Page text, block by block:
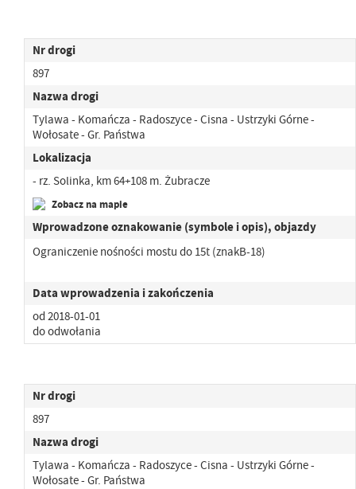
Nr drogi
897
Nazwa drogi
Tylawa - Komańcza - Radoszyce - Cisna - Ustrzyki Górne -
Wołosate - Gr. Państwa
Lokalizacja
- rz. Solinka, km 64+108 m. Żubracze
Zobacz na mapie
Wprowadzone oznakowanie (symbole i opis), objazdy
Ograniczenie nośności mostu do 15t (znakB-18)
Data wprowadzenia i zakończenia
od 2018-01-01
do odwołania
Nr drogi
897
Nazwa drogi
Tylawa - Komańcza - Radoszyce - Cisna - Ustrzyki Górne -
Wołosate - Gr. Państwa